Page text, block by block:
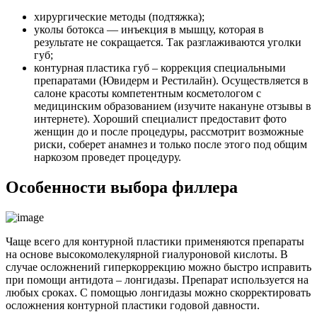
хирургические методы (подтяжка);
уколы ботокса — инъекция в мышцу, которая в
результате не сокращается. Так разглаживаются уголки
губ;
контурная пластика губ – коррекция специальными
препаратами (Ювидерм и Рестилайн). Осуществляется в
салоне красоты компетентным косметологом с
медицинским образованием (изучите накануне отзывы в
интернете). Хороший специалист предоставит фото
женщин до и после процедуры, рассмотрит возможные
риски, соберет анамнез и только после этого под общим
наркозом проведет процедуру.
Особенности выбора филлера
Чаще всего для контурной пластики применяются препараты
на основе высокомолекулярной гиалуроновой кислоты. В
случае осложнений гиперкоррекцию можно быстро исправить
при помощи антидота – лонгидазы. Препарат используется на
любых сроках. С помощью лонгидазы можно скорректировать
осложнения контурной пластики годовой давности.